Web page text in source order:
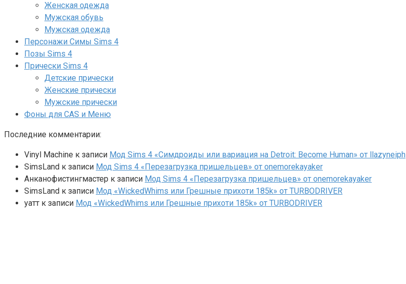
Женская одежда
Мужская обувь
Мужская одежда
Персонажи Симы Sims 4
Позы Sims 4
Прически Sims 4
Детские прически
Женские прически
Мужские прически
Фоны для CAS и Меню
Последние комментарии:
Vinyl Machine к записи Мод Sims 4 «Симдроиды или вариация на Detroit: Become Human» от llazyneiph
SimsLand к записи Мод Sims 4 «Перезагрузка пришельцев» от onemorekayaker
Анканофистингмастер к записи Мод Sims 4 «Перезагрузка пришельцев» от onemorekayaker
SimsLand к записи Мод «WickedWhims или Грешные прихоти 185k» от TURBODRIVER
yaтт к записи Мод «WickedWhims или Грешные прихоти 185k» от TURBODRIVER